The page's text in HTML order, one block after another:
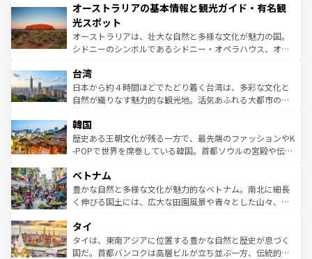
部のニューオーリンズでは、音楽と美食が融合した独特の
文化が魅力。旅行者はアメリカの各地域で異なる魅力を楽
しみながら、その多様性と豊かな歴史を感じることができ
るだろう。車でのロードトリップや列車の旅も、アメリカ
情報は
ワイ島は見逃せない。また、定番の観光地といえばオアフ
島だが、静かな自然を求めるならマウイ島やカウアイ島が
おすすめ。エメラルドグリーンに輝く海をはじめ、豊かな
文化や歴史が息づいている。「アロハスピリット」と呼ば
人々、おいしいローカルフードやハワイアンミュージッ
ク、伝統的なフラダンスなど、すべてがハワイの魅力を彩
っている。訪れるたびに新しい発見と感動が待っているハ
はコンテンツ一覧
オーストラリアの基本情報と観光ガイド・有名観
光スポット
オーストラリアは、壮大な自然と多様な文化が魅力の国。
シドニーのシンボルであるシドニー・オペラハウス、オー
リアリーフや大陸中央部にそびえるウルル（エアーズロッ
ク）、タスマニアの美しい原生林やケアンズの熱帯雨林な
ど、見どころがたくさん。また、カフェやワイン、オージ
いる。アクティビティも充実しており、サーフィンやダイ
ビング、ハイキングなど、アウトドア好きにはたまらな
い。オーストラリアの多彩な魅力を存分に味わいつくそ
参照してほしい。
台湾
日本から約４時間ほどでたどり着く台湾は、多彩な文化と
自然が織りなす魅力的な観光地。活気あふれる大都市の台
ン）、静ひつな山岳地帯である台湾東部など、都市の喧騒
と山間の静けさが共存しており、訪れる人に新しい発見と
驚きをもたらしてくれる。また、奥深い台湾の食文化も魅
容にもいいと評判のスイーツなど、バラエティ豊かな料理
が味わえる。 なお、新着の台湾情報は コンテンツ一覧を参
照してほしい。
韓国
歴史ある王朝文化が残る一方で、最先端のファッションやK
-POPで世界を席巻している韓国。首都ソウルの宮殿や伝統
き、地方に足を延ばせば四季折々の自然美を楽しむことが
できる。そして、キムチや焼肉、絶品のストリートフード
まで、さまざまな韓国料理が待っている。夜には、韓国な
リティに包まれながら、韓国の多彩な魅力を心ゆくまで味
わってみてほしい。 なお、新着の韓国情報はコンテンツ一
覧を参照してほしい。
ベトナム
豊かな自然と多様な文化が魅力的なベトナム。南北に細長
く伸びる国土には、広大な田園風景や青々とした山々、世
急速な発展と共に伝統が息づく。ハノイの古い町並みやホ
ーチミン市のフランス統治時代の建物も、独特の雰囲気を
醸し出している。また、バラエティの豊かさとおいしさで
タイ
タイは、東南アジアに位置する豊かな自然と歴史が息づく
国だ。首都バンコクは高層ビルが立ち並ぶ一方、伝統的な